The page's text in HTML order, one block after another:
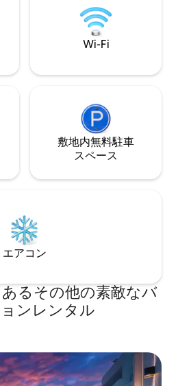
Eternity、
Secret
です。
Wi-Fi
敷地内無料駐⁠車
ス⁠ペ⁠ー⁠ス
エアコン
るその他の素敵なバ
ンレンタル
す。